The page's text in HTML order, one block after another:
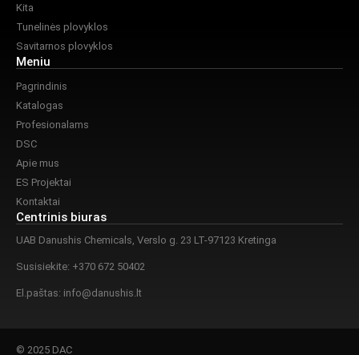
Kita
Tunelinės plovyklos
Savitarnos plovyklos
Meniu
Pagrindinis
Katalogas
Profesionalams
DSC
Apie mus
ES Projektai
Kontaktai
Centrinis biuras
UAB Danushis Chemicals, Verslo g. 23 LT-97123 Kretinga
Susisiekite: +370 672 50402
El.paštas: info@danushis.lt
© 2025 DAC